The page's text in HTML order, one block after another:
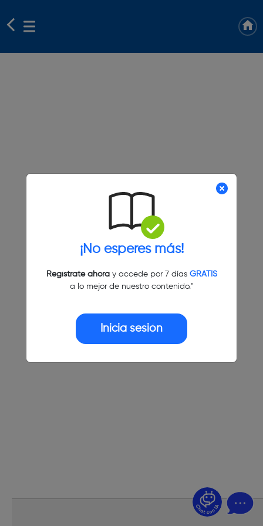
¡No esperes más!
Regístrate ahoray accede por 7 días GRATIS
a lo mejor de nuestro contenido."
Inicia sesión